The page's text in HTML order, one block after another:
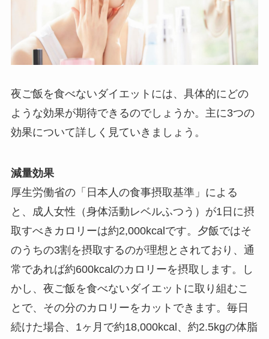
夜ご飯を食べないダイエットには、具体的にどの
ような効果が期待できるのでしょうか。主に3つの
効果について詳しく見ていきましょう。
減量効果
厚生労働省の「日本人の食事摂取基準」による
と、成人女性（身体活動レベルふつう）が1日に摂
取すべきカロリーは約2,000kcalです。夕飯ではそ
のうちの3割を摂取するのが理想とされており、通
常であれば約600kcalのカロリーを摂取します。し
かし、夜ご飯を食べないダイエットに取り組むこ
とで、その分のカロリーをカットできます。毎日
続けた場合、1ヶ月で約18,000kcal、約2.5kgの体脂